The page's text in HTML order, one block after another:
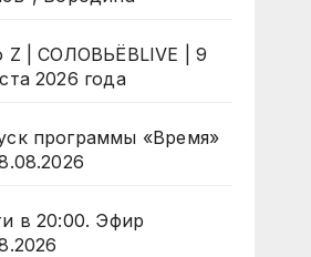
Z | СОЛОВЬЁВLIVE | 9
2026 года
программы «Время»
в 20:00. Эфир